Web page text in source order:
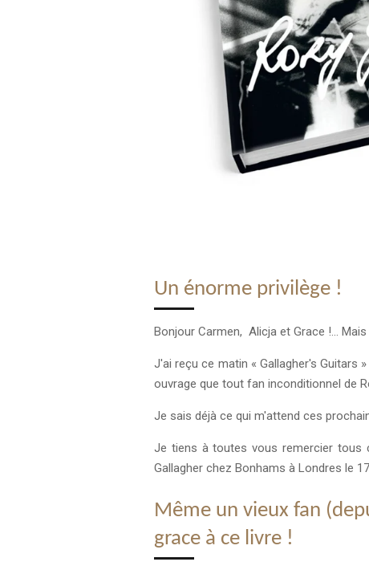
Un énorme privilège !
Bonjour Carmen, Alicja et Grace !…
J'ai reçu ce matin « Gallagher's Guitars
ouvrage que tout fan inconditionnel de
Je sais déjà ce qui m'attend ces
Je tiens à toutes vous remercier tous
Gallagher chez Bonhams à Londres le
Même un vieux fan
grace à ce livre !